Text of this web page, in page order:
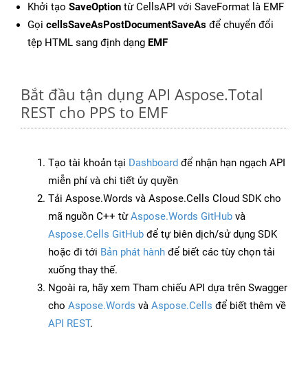
Khởi tạo SaveOption từ CellsAPI với SaveFormat là EMF
Gọi cellsSaveAsPostDocumentSaveAs để chuyển đổi
tệp HTML sang định dạng EMF
Bắt đầu tận dụng API Aspose.Total
REST cho PPS to EMF
Tạo tài khoản tại Dashboard để nhận hạn ngạch API
miễn phí và chi tiết ủy quyền
Tải Aspose.Words và Aspose.Cells Cloud SDK cho
mã nguồn C++ từAspose.Words GitHub và
Aspose.Cells GitHub để tự biên dịch/sử dụng SDK
hoặc đi tới Bản phát hành để biết các tùy chọn tải
xuống thay thế.
Ngoài ra, hãy xem Tham chiếu API dựa trên Swagger
cho Aspose.Words và Aspose.Cells để biết thêm về
API REST.